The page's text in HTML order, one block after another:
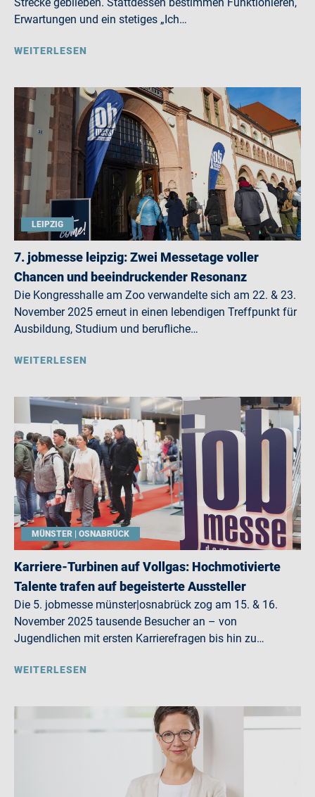
Erwartungen und ein stetiges „Ich…
WEITERLESEN
LEIPZIG
7. jobmesse leipzig: Zwei Messetage voller
Chancen und beeindruckender Resonanz
Die Kongresshalle am Zoo verwandelte sich am 22. & 23.
November 2025 erneut in einen lebendigen Treffpunkt für
Ausbildung, Studium und berufliche…
WEITERLESEN
MÜNSTER | OSNABRÜCK
Karriere-Turbinen auf Vollgas: Hochmotivierte
Talente trafen auf begeisterte Aussteller
Die 5. jobmesse münster|osnabrück zog am 15. & 16.
November 2025 tausende Besucher an – von
Jugendlichen mit ersten Karrierefragen bis hin zu…
WEITERLESEN